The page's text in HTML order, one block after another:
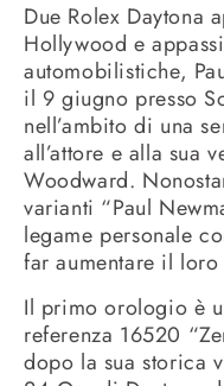
Due Rolex Daytona
Hollywood e
automobilistiche,
il 9 giugno presso
nell’ambito di una
all’attore e alla sua
Woodward.
varianti “Paul
legame personale
far aumentare il
Il primo orologio è
referenza 16520
dopo la sua storica